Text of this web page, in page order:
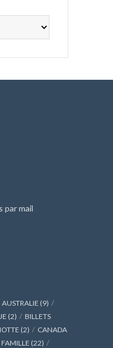
par mail
AUSTRALIE (9)
(2)
BILLETS
(2)
CANADA
FAMILLE (22)